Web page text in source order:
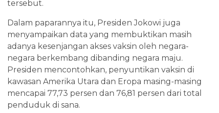
tersebut.
Dalam paparannya itu, Presiden Jokowi juga
menyampaikan data yang membuktikan masih
adanya kesenjangan akses vaksin oleh negara-
negara berkembang dibanding negara maju.
Presiden mencontohkan, penyuntikan vaksin di
kawasan Amerika Utara dan Eropa masing-masing
mencapai 77,73 persen dan 76,81 persen dari total
penduduk di sana.